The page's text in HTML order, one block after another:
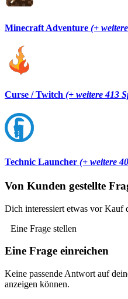
Minecraft Adventure (+
Curse / Twitch (+ weitere 413
Technic Launcher (+ weitere
Von Kunden gestellte
Dich interessiert etwas vor Kauf
Eine Frage stellen
Eine Frage einreichen
Keine passende Antwort auf
anzeigen können.